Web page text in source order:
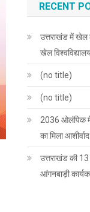
RECENT
उत्तराखंड में
खेल
(no title)
(no title)
2036 ओलंपिक
का मिला आशीर्वाद
उत्तराखंड की 13
आंगनबाड़ी